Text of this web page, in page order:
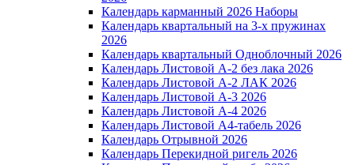
Календарь карманный 2026 Наборы
Календарь квартальный на 3-х пружинах
2026
Календарь квартальный Одноблочный 2026
Календарь Листовой А-2 без лака 2026
Календарь Листовой А-2 ЛАК 2026
Календарь Листовой А-3 2026
Календарь Листовой А-4 2026
Календарь Листовой А4-табель 2026
Календарь Отрывной 2026
Календарь Перекидной ригель 2026